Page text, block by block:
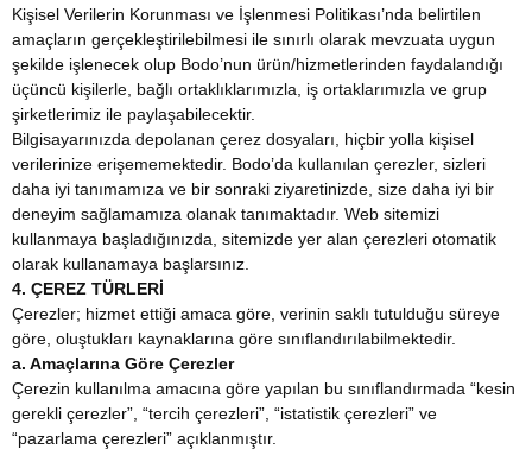
Kişisel Verilerin Korunması ve İşlenmesi Politikası’nda belirtilen
amaçların gerçekleştirilebilmesi ile sınırlı olarak mevzuata uygun
şekilde işlenecek olup Bodo’nun ürün/hizmetlerinden faydalandığı
üçüncü kişilerle, bağlı ortaklıklarımızla, iş ortaklarımızla ve grup
şirketlerimiz ile paylaşabilecektir.
Bilgisayarınızda depolanan çerez dosyaları, hiçbir yolla kişisel
verilerinize erişememektedir. Bodo’da kullanılan çerezler, sizleri
daha iyi tanımamıza ve bir sonraki ziyaretinizde, size daha iyi bir
deneyim sağlamamıza olanak tanımaktadır. Web sitemizi
kullanmaya başladığınızda, sitemizde yer alan çerezleri otomatik
olarak kullanamaya başlarsınız.
4. ÇEREZ TÜRLERİ
Çerezler; hizmet ettiği amaca göre, verinin saklı tutulduğu süreye
göre, oluştukları kaynaklarına göre sınıflandırılabilmektedir.
a. Amaçlarına Göre Çerezler
Çerezin kullanılma amacına göre yapılan bu sınıflandırmada “kesin
gerekli çerezler”, “tercih çerezleri”, “istatistik çerezleri” ve
“pazarlama çerezleri” açıklanmıştır.